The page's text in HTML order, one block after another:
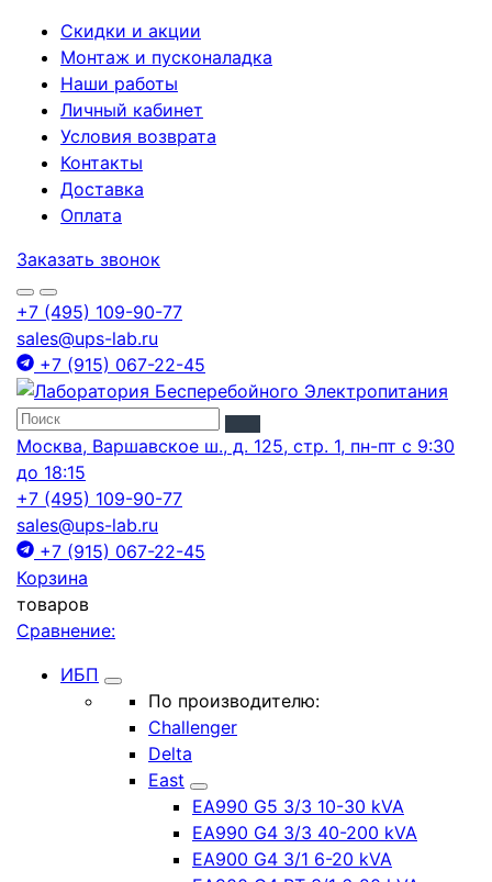
Скидки и акции
Монтаж и пусконаладка
Наши работы
Личный кабинет
Условия возврата
Контакты
Доставка
Оплата
Заказать звонок
+7 (495) 109-90-77
sales@ups-lab.ru
+7 (915) 067-22-45
Москва, Варшавское ш., д. 125, стр. 1, пн-пт с 9:30
до 18:15
+7 (495) 109-90-77
sales@ups-lab.ru
+7 (915) 067-22-45
Корзина
товаров
Сравнение:
ИБП
По производителю:
Challenger
Delta
East
EA990 G5 3/3 10-30 kVA
EA990 G4 3/3 40-200 kVA
EA900 G4 3/1 6-20 kVA